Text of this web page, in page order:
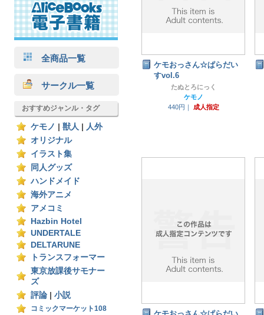
全商品一覧
サークル一覧
おすすめジャンル・タグ
ケモノ 獣人
人外
オリジナル
イラスト集
同人グッズ
ハンドメイド
海外アニメ
アメコミ
Hazbin Hotel
UNDERTALE
DELTARUNE
トランスフォーマー
東京放課後サモナー
ズ
評論
小説
コミックマーケット108
ケモおっさん☆ぱらだい
すvol.6
たぬとろにっく
ケモノ
440円｜
成人指定